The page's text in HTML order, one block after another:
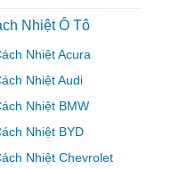
Nhiệt Ô Tô
Nhiệt Acura
Nhiệt Audi
Nhiệt BMW
Nhiệt BYD
Nhiệt Chevrolet